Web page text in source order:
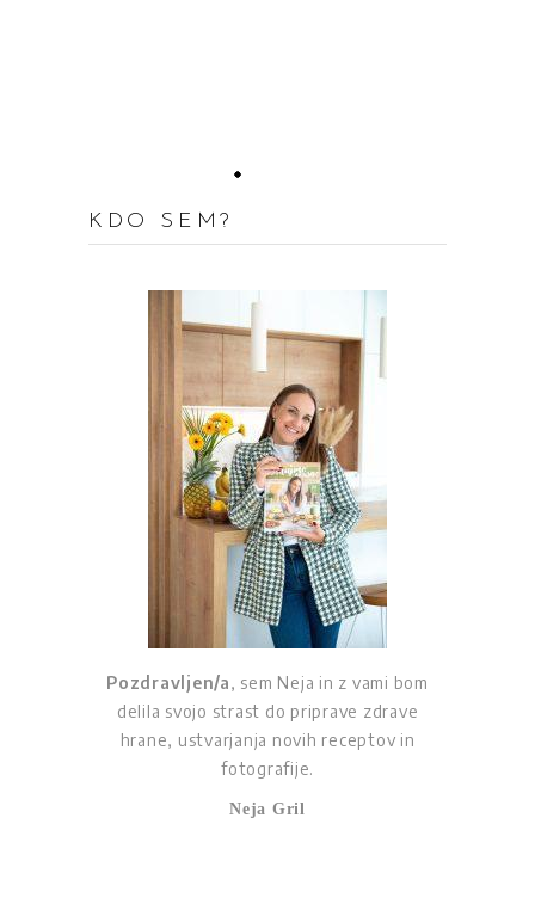
KDO SEM?
Pozdravljen/a, sem Neja in z vami bom
delila svojo strast do priprave zdrave
hrane, ustvarjanja novih receptov in
fotografije.
Neja Gril